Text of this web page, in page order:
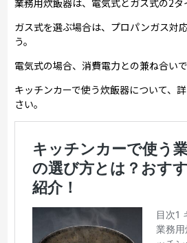
ガス式を選ぶ場合は、プロパンガス対
う。
電気式の場合、消費電力との兼ね合い
キッチンカーで使う炊飯器について、
さい。